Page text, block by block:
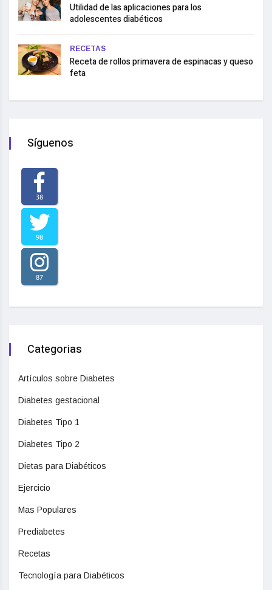
Utilidad de las aplicaciones para los
adolescentes diabéticos
RECETAS
Receta de rollos primavera de espinacas y queso
feta
Síguenos
38
98
87
Categorias
Artículos sobre Diabetes
Diabetes gestacional
Diabetes Tipo 1
Diabetes Tipo 2
Dietas para Diabéticos
Ejercicio
Mas Populares
Prediabetes
Recetas
Tecnología para Diabéticos